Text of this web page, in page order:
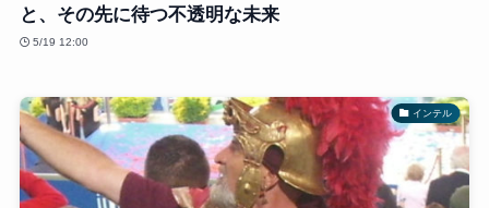
と、その先に待つ不透明な未来
5/19 12:00
インテル